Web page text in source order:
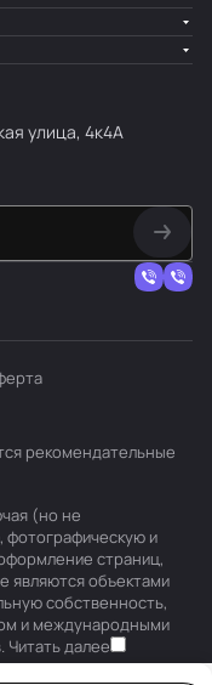
улица, 4к4А
рекомендательные
(но не
фотографическую и
страниц,
являются объектами
собственность,
и международными
Читать далее